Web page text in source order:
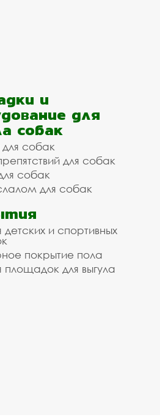
и
для
собак
собак
для собак
собак
для собак
детских и спортивных
покрытие пола
площадок для выгула